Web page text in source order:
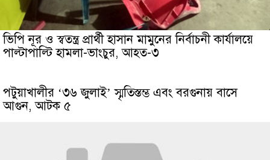
ভিপি নূর ও স্বতন্ত্র প্রার্থী হাসান মামুনের নির্বাচনী কার্যালয়ে
পাল্টাপাল্টি হামলা-ভাংচুর, আহত-৩
পটুয়াখালীর ‘৩৬ জুলাই’ স্মৃতিস্তম্ভ এবং বরগুনায় বাসে
আগুন, আটক ৫